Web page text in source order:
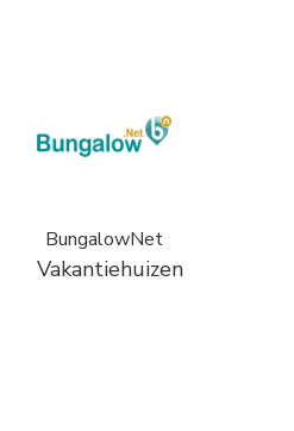
BungalowNet
Vakantiehuizen